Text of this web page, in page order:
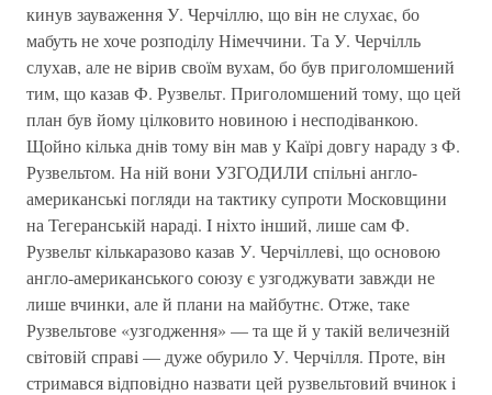
кинув зауваження У. Черчiллю, що вiн не слухає, бо
мабуть не хоче розподiлу Нiмеччини. Та У. Черчілль
слухав, але не вiрив своїм вухам, бо був приголомшений
тим, що казав Ф. Рузвельт. Приголомшений тому, що цей
план був йому цiлковито новиною i несподiванкою.
Щойно кiлька днiв тому вiн мав у Каїрi довгу нараду з Ф.
Рузвельтом. На нiй вони УЗГОДИЛИ спiльнi англо-
американськi погляди на тактику супроти Московщини
на Тегеранськiй нарадi. I нiхто iнший, лише сам Ф.
Рузвельт кiлькаразово казав У. Черчiллевi, що основою
англо-американського союзу є узгоджувати завжди не
лише вчинки, але й плани на майбутнє. Отже, таке
Рузвельтове «узгодження» — та ще й у такiй величезнiй
свiтовiй справi — дуже обурило У. Черчiлля. Проте, вiн
стримався вiдповiдно назвати цей рузвельтовий вчинок i